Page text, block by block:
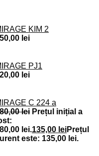
KIM 2
lei
PJ1
lei
C 224 a
lei Prețul inițial a
lei.135,00 leiPrețul
este: 135,00 lei.